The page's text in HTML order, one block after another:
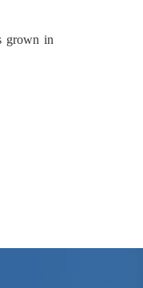
grown in